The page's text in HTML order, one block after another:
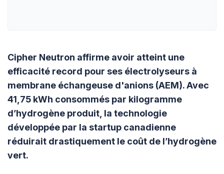
Cipher Neutron affirme avoir atteint une
efficacité record pour ses électrolyseurs à
membrane échangeuse d'anions (AEM). Avec
41,75 kWh consommés par kilogramme
d’hydrogène produit, la technologie
développée par la startup canadienne
réduirait drastiquement le coût de l’hydrogène
vert.